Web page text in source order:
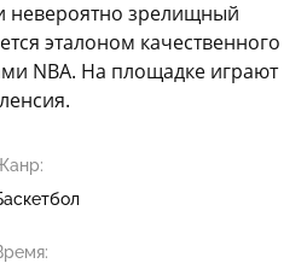
невероятно зрелищный
эталоном качественного
NBA. На площадке играют